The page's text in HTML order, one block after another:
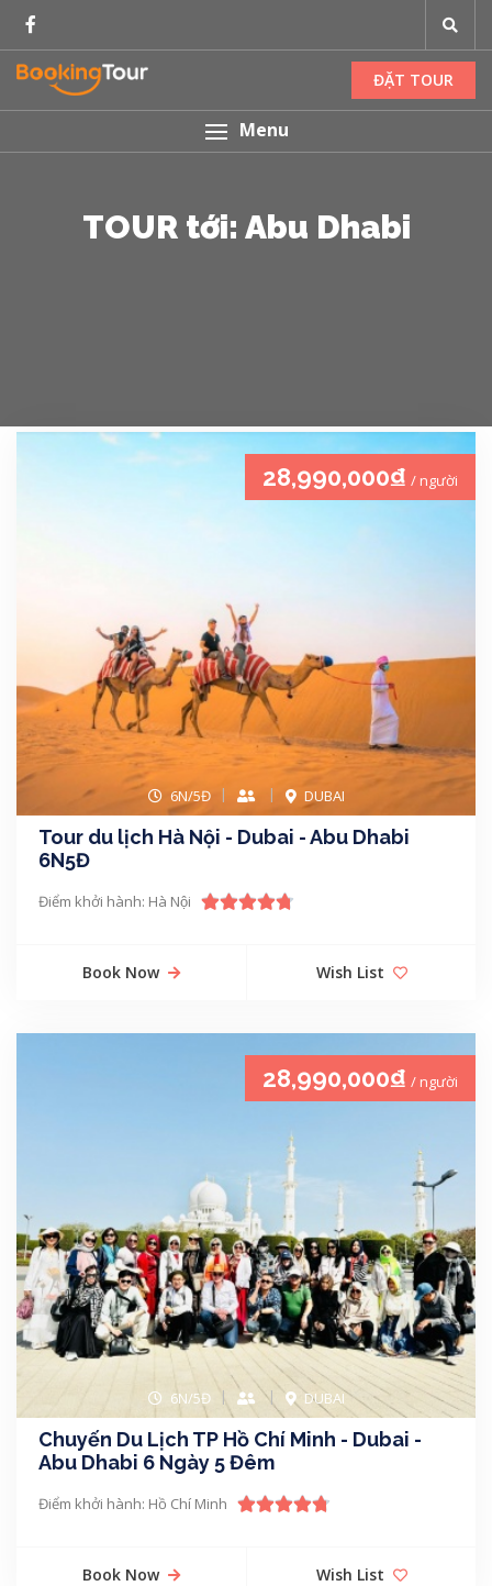
ĐẶT TOUR
Menu
TOUR tới: Abu Dhabi
28,990,000₫ / người
6N/5Đ DUBAI
Tour du lịch Hà Nội - Dubai - Abu Dhabi
6N5Đ
Điểm khởi hành: Hà Nội
Book Now Wish List
28,990,000₫ / người
6N/5Đ DUBAI
Chuyến Du Lịch TP Hồ Chí Minh - Dubai -
Abu Dhabi 6 Ngày 5 Đêm
Điểm khởi hành: Hồ Chí Minh
Book Now Wish List